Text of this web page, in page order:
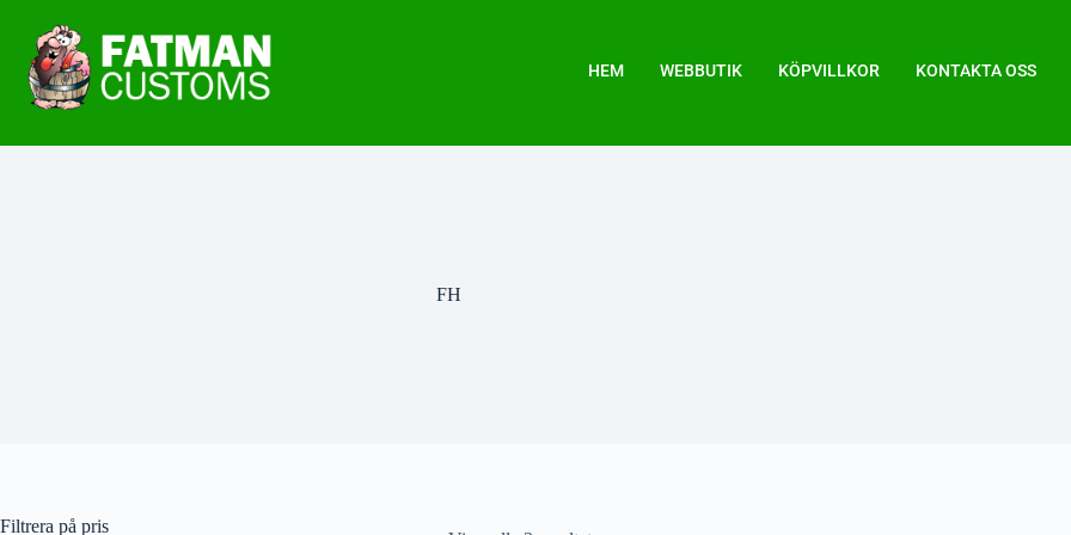
HEM WEBBUTIK KÖPVILLKOR KONTAKTA OSS
FH
Filtrera på pris